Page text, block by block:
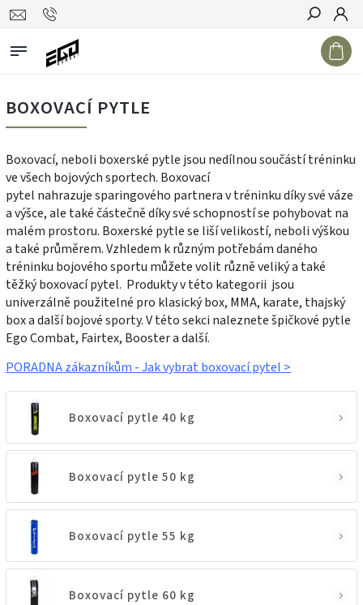
Hledat
BOXOVACÍ PYTLE
Boxovací, neboli boxerské pytle jsou nedílnou součástí tréninku
ve všech bojových sportech. Boxovací
pytel nahrazuje sparingového partnera v tréninku díky své váze
a výšce, ale také částečně díky své schopností se pohybovat na
malém prostoru. Boxerské pytle se liší velikostí, neboli výškou
a také průměrem. Vzhledem k různým potřebám daného
tréninku bojového sportu můžete volit různě veliký a také
těžký boxovací pytel. Produkty v této kategorii jsou
univerzálně použitelné pro klasický box, MMA, karate, thajský
box a další bojové sporty. V této sekci naleznete špičkové pytle
Ego Combat, Fairtex, Booster a další.
PORADNA zákazníkům - Jak vybrat boxovací pytel >
Boxovací pytle 40 kg
Boxovací pytle 50 kg
Boxovací pytle 55 kg
Boxovací pytle 60 kg